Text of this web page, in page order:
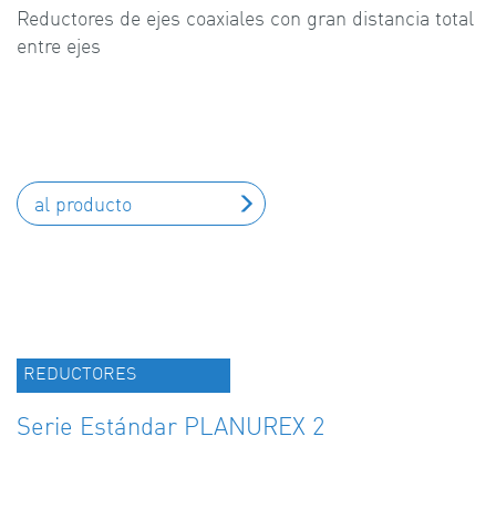
Reductores de ejes coaxiales con gran distancia total
entre ejes
al producto
REDUCTORES
Serie Estándar PLANUREX 2